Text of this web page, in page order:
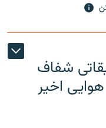
شفاف
اخیر